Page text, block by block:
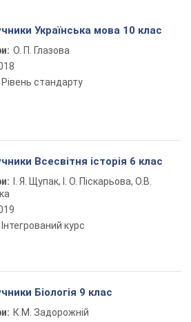
Українська мова 10 клас
О. П. Глазова
Рівень стандарту
Всесвітня історія 6 клас
І. Я. Щупак, І. О. Піскарьова, О.В.
Інтегрований курс
Біологія 9 клас
К.М. Задорожній